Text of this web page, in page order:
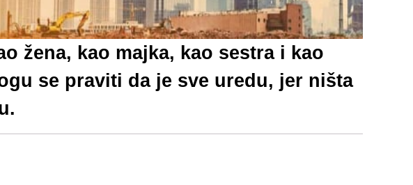
žena, kao majka, kao sestra i kao
se praviti da je sve uredu, jer ništa